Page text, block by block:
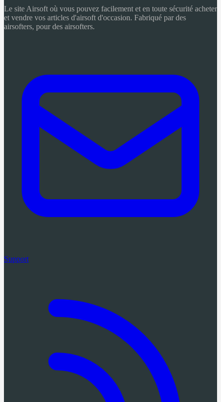
Le site Airsoft où vous pouvez facilement et en toute sécurité acheter
et vendre vos articles d'airsoft d'occasion. Fabriqué par des
airsofters, pour des airsofters.
Support